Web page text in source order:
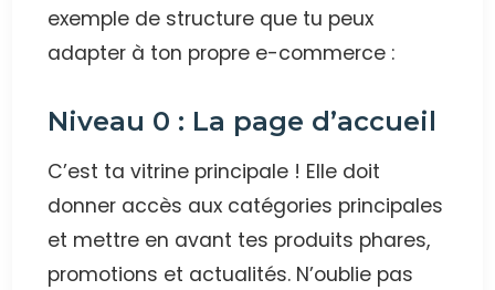
exemple de structure que tu peux
adapter à ton propre e-commerce :
Niveau 0 : La page d’accueil
C’est ta vitrine principale ! Elle doit
donner accès aux catégories principales
et mettre en avant tes produits phares,
promotions et actualités. N’oublie pas